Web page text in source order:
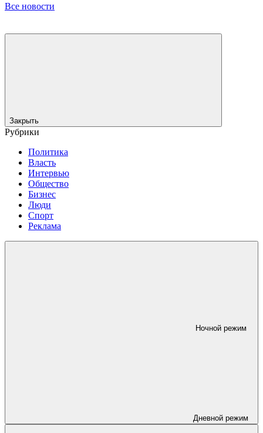
Все новости
Закрыть
Рубрики
Политика
Власть
Интервью
Общество
Бизнес
Люди
Спорт
Реклама
Ночной режим
Дневной режим